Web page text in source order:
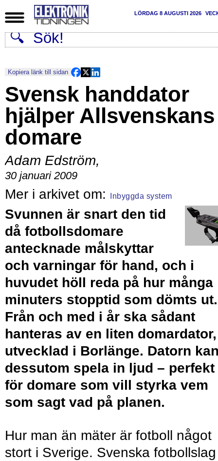
LÖRDAG 8 AUGUSTI 2026
Kopiera länk till sidan
Svensk handdator
hjälper Allsvenskans
domare
Adam Edström,
30 januari 2009
Inbyggda system
Svunnen är snart den tid
då fotbollsdomare
antecknade målskyttar
och varningar för hand, och i
huvudet höll reda på hur många
minuters stopptid som dömts ut.
Från och med i år ska sådant
hanteras av en liten domardator,
utvecklad i Borlänge. Datorn
dessutom spela in ljud – perfekt
för domare som vill styrka vem
som sagt vad på planen.
Hur man än mäter är fotboll något
stort i Sverige. Svenska fotbollslag